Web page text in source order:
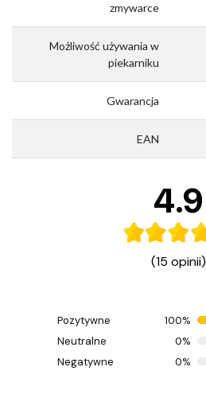
zmywarce
Możliwość używania w
piekarniku
Gwarancja
EAN
4.9
(15 opinii)
Pozytywne
100%
Neutralne
0%
Negatywne
0%
Ocenił(a) produkt na
Opinia zamieszczona 17.11.2025